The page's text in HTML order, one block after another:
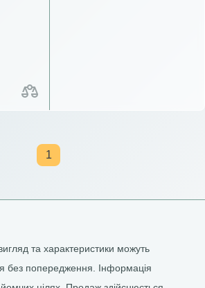
1
та характеристики можуть
без попередження. Інформація